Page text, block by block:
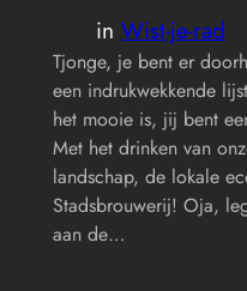
in Wist-je-rad
Tjonge, je bent er
een indrukwekkende
het mooie is, jij bent
Met het drinken van
landschap, de lokale
Stadsbrouwerij! Oja,
aan de…